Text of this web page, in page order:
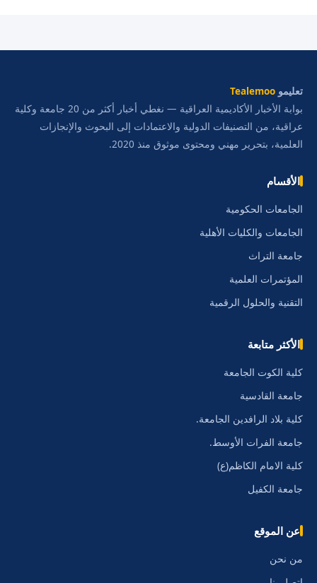
تعليمو Tealemoo
بوابة الأخبار الأكاديمية العراقية — نغطي أخبار أكثر من 20 جامعة وكلية
عراقية، من التصنيفات الدولية والاعتمادات إلى البحوث والإنجازات
العلمية، بتحرير مهني ومحتوى موثوق منذ 2020.
الأقسام
الجامعات الحكومية
الجامعات والكليات الأهلية
جامعة التراث
المؤتمرات العلمية
التقنية والحلول الرقمية
الأكثر متابعة
كلية الكوت الجامعة
جامعة القادسية
كلية بلاد الرافدين الجامعة.
جامعة الفرات الأوسط.
كلية الامام الكاظم(ع)
جامعة الكفيل
عن الموقع
من نحن